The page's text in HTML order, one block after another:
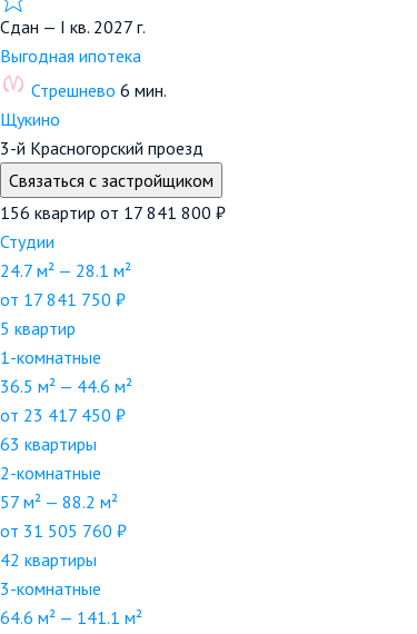
Сдан — I кв. 2027 г.
Выгодная ипотека
Стрешнево 6 мин.
Щукино
3-й Красногорский проезд
Связаться с застройщиком
156 квартир от 17 841 800 ₽
Студии
24.7 м² — 28.1 м²
от 17 841 750 ₽
5 квартир
1-комнатные
36.5 м² — 44.6 м²
от 23 417 450 ₽
63 квартиры
2-комнатные
57 м² — 88.2 м²
от 31 505 760 ₽
42 квартиры
3-комнатные
64.6 м² — 141.1 м²